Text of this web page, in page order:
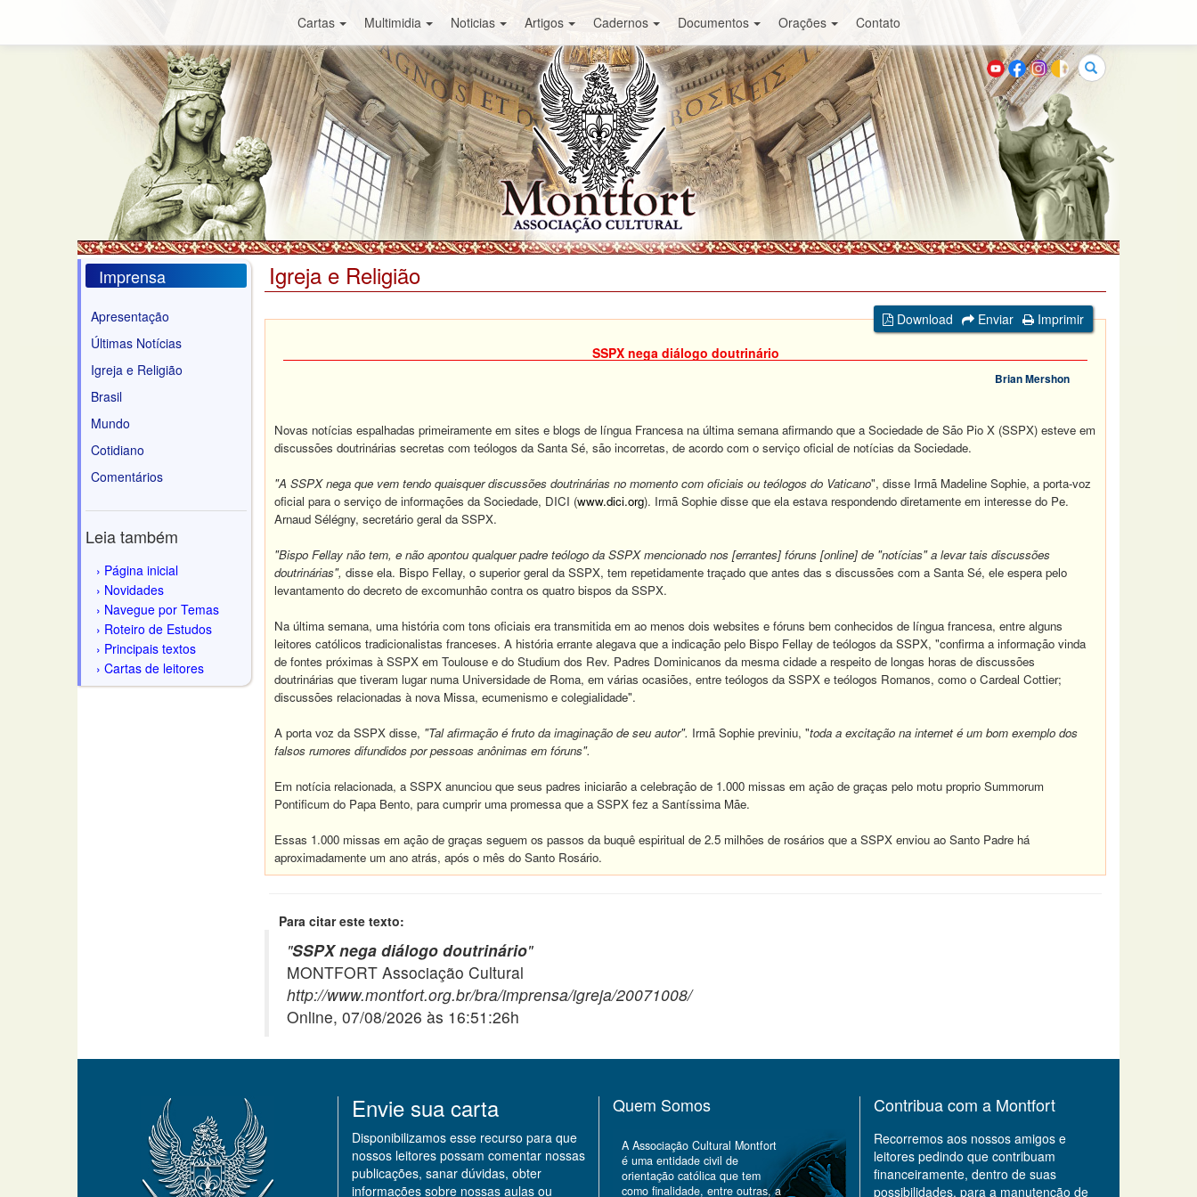
Cartas Multimidia Noticias Artigos Cadernos Documentos Orações Contato
Buscar
Imprensa
Apresentação
Últimas Notícias
Igreja e Religião
Brasil
Mundo
Cotidiano
Comentários
Leia também
Página inicial
Novidades
Navegue por Temas
Roteiro de Estudos
Principais textos
Cartas de leitores
Igreja e Religião
Download Enviar
Imprimir
SSPX nega diálogo doutrinário
Brian Mershon
Novas notícias espalhadas primeiramente em sites e blogs de língua Francesa na última semana afirmando que a Sociedade de São Pio X (SSPX) esteve em
discussões doutrinárias secretas com teólogos da Santa Sé, são incorretas, de acordo com o serviço oficial de notícias da Sociedade.
"A SSPX nega que vem tendo quaisquer discussões doutrinárias no momento com oficiais ou teólogos do Vaticano", disse Irmã Madeline Sophie, a porta-voz
oficial para o serviço de informações da Sociedade, DICI (www.dici.org). Irmã Sophie disse que ela estava respondendo diretamente em interesse do Pe.
Arnaud Sélégny, secretário geral da SSPX.
"Bispo Fellay não tem, e não apontou qualquer padre teólogo da SSPX mencionado nos [errantes] fóruns [online] de "notícias" a levar tais discussões
doutrinárias", disse ela. Bispo Fellay, o superior geral da SSPX, tem repetidamente traçado que antes das s discussões com a Santa Sé, ele espera pelo
levantamento do decreto de excomunhão contra os quatro bispos da SSPX.
Na última semana, uma história com tons oficiais era transmitida em ao menos dois websites e fóruns bem conhecidos de língua francesa, entre alguns
leitores católicos tradicionalistas franceses. A história errante alegava que a indicação pelo Bispo Fellay de teólogos da SSPX, "confirma a informação vinda
de fontes próximas à SSPX em Toulouse e do Studium dos Rev. Padres Dominicanos da mesma cidade a respeito de longas horas de discussões
doutrinárias que tiveram lugar numa Universidade de Roma, em várias ocasiões, entre teólogos da SSPX e teólogos Romanos, como o Cardeal Cottier;
discussões relacionadas à nova Missa, ecumenismo e colegialidade".
A porta voz da SSPX disse, "Tal afirmação é fruto da imaginação de seu autor". Irmã Sophie previniu, "toda a excitação na internet é um bom exemplo dos
falsos rumores difundidos por pessoas anônimas em fóruns".
Em notícia relacionada, a SSPX anunciou que seus padres iniciarão a celebração de 1.000 missas em ação de graças pelo motu proprio Summorum
Pontificum do Papa Bento, para cumprir uma promessa que a SSPX fez a Santíssima Mãe.
Essas 1.000 missas em ação de graças seguem os passos da buquê espiritual de 2.5 milhões de rosários que a SSPX enviou ao Santo Padre há
aproximadamente um ano atrás, após o mês do Santo Rosário.
Para citar este texto:
"SSPX nega diálogo doutrinário"
MONTFORT Associação Cultural
http://www.montfort.org.br/bra/imprensa/igreja/20071008/
Online, 07/08/2026 às 16:51:26h
Envie sua carta
Disponibilizamos esse recurso para que
nossos leitores possam comentar nossas
publicações, sanar dúvidas, obter
informações sobre nossas aulas ou
Quem Somos
A Associação Cultural Montfort
é uma entidade civil de
orientação católica que tem
como finalidade, entre outras, a
Contribua com a Montfort
Recorremos aos nossos amigos e
leitores pedindo que contribuam
financeiramente, dentro de suas
possibilidades, para a manutenção de